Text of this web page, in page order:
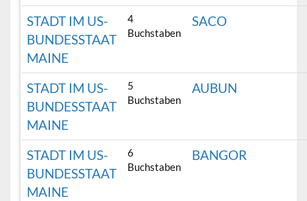
STADT IM US-
BUNDESSTAAT
MAINE
4
Buchstaben
SACO
STADT IM US-
BUNDESSTAAT
MAINE
5
Buchstaben
AUBUN
STADT IM US-
BUNDESSTAAT
MAINE
6
Buchstaben
BANGOR